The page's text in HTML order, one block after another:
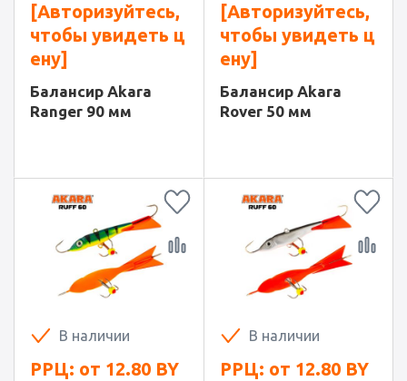
[Авторизуйтесь,
чтобы увидеть ц
ену]
Балансир Akara
Ranger 90 мм
[Авторизуйтесь,
чтобы увидеть ц
ену]
Балансир Akara
Rover 50 мм
В наличии
РРЦ: от 12.80 BY
В наличии
РРЦ: от 12.80 BY